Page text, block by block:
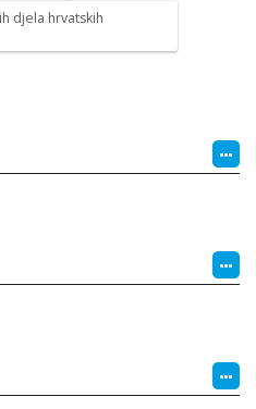
djela hrvatskih